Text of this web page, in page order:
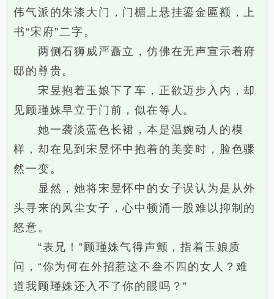
伟气派的朱漆大门，门楣上悬挂鎏金匾额，上
书“宋府”二字。
两侧石狮威严矗立，仿佛在无声宣示着府
邸的尊贵。
宋昱抱着玉娘下了车，正欲迈步入内，却
见顾瑾姝早立于门前，似在等人。
她一袭淡蓝色长裙，本是温婉动人的模
样，却在见到宋昱怀中抱着的美妾时，脸色骤
然一变。
显然，她将宋昱怀中的女子误认为是从外
头寻来的风尘女子，心中顿涌一股难以抑制的
怒意。
“表兄！”顾瑾姝气得声颤，指着玉娘质
问，“你为何在外招惹这不叁不四的女人？难
道我顾瑾姝还入不了你的眼吗？”